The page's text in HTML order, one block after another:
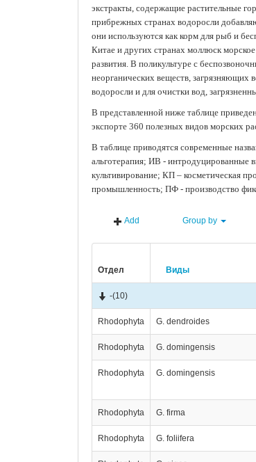
экстракты, содержащие растительные
прибрежных странах водоросли
они используются как корм для рыб и
Китае и других странах моллюск
развития. В поликультуре с
неорганических веществ,
водоросли и для очистки вод,
В представленной ниже таблице
экспорте 360 полезных видов морских
В таблице приводятся современные
альготерапия; ИВ -
культивирование; КП – косметическая
промышленность; ПФ - производство
Add Group by
Отдел Виды
-(10)
Rhodophyta G. dendroides
Rhodophyta G. domingensis
Rhodophyta G. domingensis
Rhodophyta G. firma
Rhodophyta G. foliifera